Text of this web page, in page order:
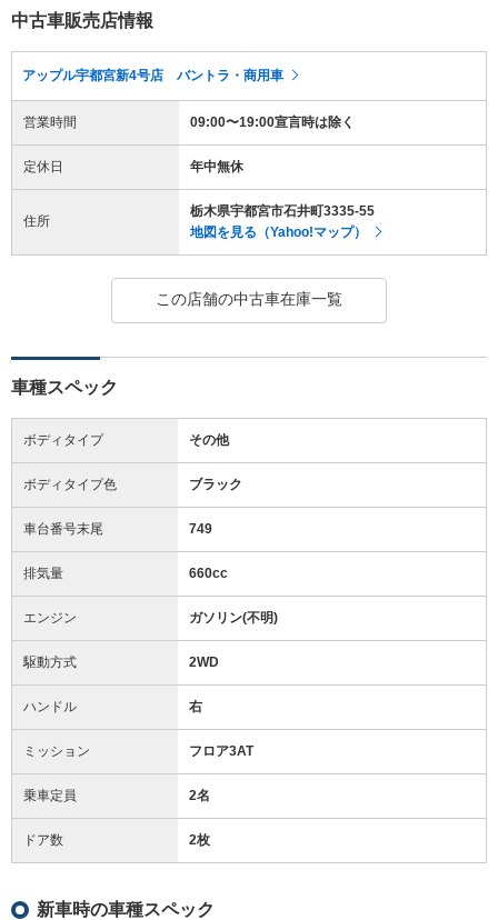
中古車販売店情報
アップル宇都宮新4号店 バントラ・商用車
営業時間 09:00〜19:00宣言時は除く
定休日 年中無休
住所
栃木県宇都宮市石井町3335-55
地図を見る（Yahoo!マップ）
この店舗の中古車在庫一覧
車種スペック
ボディタイプ その他
ボディタイプ色 ブラック
車台番号末尾 749
排気量 660cc
エンジン ガソリン(不明)
駆動方式 2WD
ハンドル 右
ミッション フロア3AT
乗車定員 2名
ドア数 2枚
新車時の車種スペック